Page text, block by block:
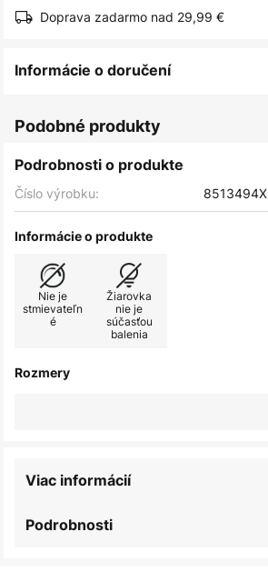
Doprava zadarmo nad 29,99 €
Informácie o doručení
Podobné produkty
Podrobnosti o produkte
Číslo výrobku: 8513494X
Informácie o produkte
Nie je
stmievateľn
é
Žiarovka
nie je
súčasťou
balenia
Rozmery
Podrobnosti
Viac informácií